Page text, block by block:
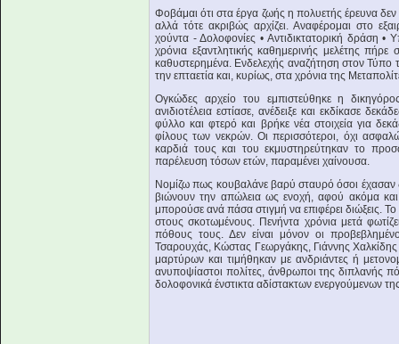
Φοβάμαι ότι στα έργα ζωής η πολυετής έρευνα
αλλά τότε ακριβώς αρχίζει. Αναφέρομαι στο
χούντα - Δολοφονίες • Αντιδικτατορική δράση
χρόνια εξαντλητικής καθημερινής μελέτης
καθυστερημένα. Ενδελεχής αναζήτηση στον Τύπο
την επταετία και, κυρίως, στα χρόνια της
Ογκώδες αρχείο του εμπιστεύθηκε η
ανιδιοτέλεια εστίασε, ανέδειξε και εκδίκασε
φύλλο και φτερό και βρήκε νέα στοιχεία για
φίλους των νεκρών. Οι περισσότεροι, όχι
καρδιά τους και του εκμυστηρεύτηκαν το
παρέλευση τόσων ετών, παραμένει χαίνουσα.
Νομίζω πως κουβαλάνε βαρύ σταυρό όσοι έχασαν
βιώνουν την απώλεια ως ενοχή, αφού ακόμα
μπορούσε ανά πάσα στιγμή να επιφέρει διώξεις.
στους σκοτωμένους. Πενήντα χρόνια μετά
πόθους τους. Δεν είναι μόνον οι
Τσαρουχάς, Κώστας Γεωργάκης, Γιάννης
μαρτύρων και τιμήθηκαν με ανδριάντες ή
ανυποψίαστοι πολίτες, άνθρωποι της διπλανής
δολοφονικά ένστικτα αδίστακτων ενεργούμενων